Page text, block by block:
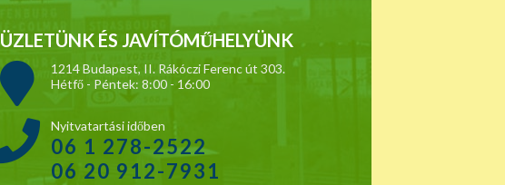
ÜZLETÜNK ÉS JAVÍTÓMŰHELYÜNK
1214 Budapest, II. Rákóczi Ferenc út 303.
Hétfő - Péntek: 8:00 - 16:00
Nyitvatartási időben
06 1 278-2522
06 20 912-7931